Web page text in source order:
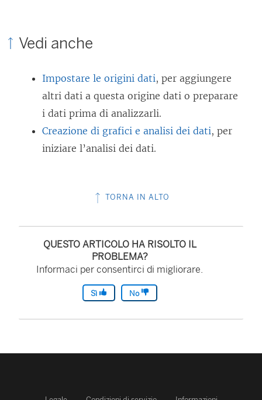
Vedi anche
Impostare le origini dati, per aggiungere
altri dati a questa origine dati o preparare
i dati prima di analizzarli.
Creazione di grafici e analisi dei dati, per
iniziare l’analisi dei dati.
TORNA IN ALTO
QUESTO ARTICOLO HA RISOLTO IL
PROBLEMA?
Informaci per consentirci di migliorare.
Sì No